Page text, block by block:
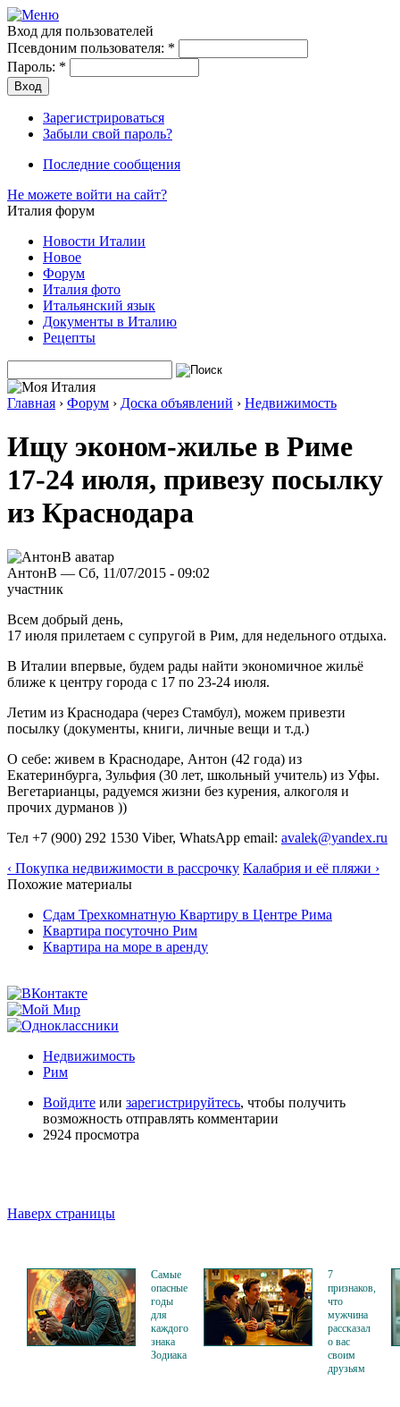
Вход для пользователей
Псевдоним пользователя: *
Пароль: *
Зарегистрироваться
Забыли свой пароль?
Последние сообщения
Не можете войти на сайт?
Италия форум
Новости Италии
Новое
Форум
Италия фото
Итальянский язык
Документы в Италию
Рецепты
Главная › Форум › Доска объявлений › Недвижимость
Ищу эконом-жилье в Риме
17-24 июля, привезу посылку
из Краснодара
АнтонВ — Сб, 11/07/2015 - 09:02
участник
Всем добрый день,
17 июля прилетаем с супругой в Рим, для недельного отдыха.
В Италии впервые, будем рады найти экономичное жильё
ближе к центру города с 17 по 23-24 июля.
Летим из Краснодара (через Стамбул), можем привезти
посылку (документы, книги, личные вещи и т.д.)
О себе: живем в Краснодаре, Антон (42 года) из
Екатеринбурга, Зульфия (30 лет, школьный учитель) из Уфы.
Вегетарианцы, радуемся жизни без курения, алкоголя и
прочих дурманов ))
Тел +7 (900) 292 1530 Viber, WhatsApp email: avalek@yandex.ru
‹ Покупка недвижимости в рассрочку Калабрия и её пляжи ›
Похожие материалы
Сдам Трехкомнатную Квартиру в Центре Рима
Квартира посуточно Рим
Квартира на море в аренду
Недвижимость
Рим
Войдите или зарегистрируйтесь, чтобы получить
возможность отправлять комментарии
2924 просмотра
Наверх страницы
Самые
опасные
годы
для
каждого
знака
Зодиака
7
признаков,
что
мужчина
рассказал
о вас
своим
друзьям